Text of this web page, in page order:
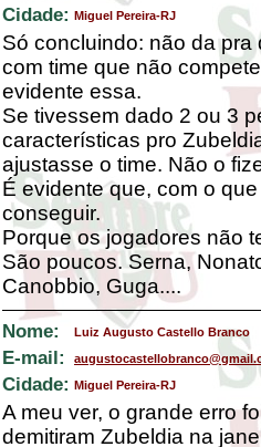
Cidade: Miguel Pereira-RJ
Só concluindo: não da pra
com time que não
evidente essa.
Se tivessem dado 2 ou 3
características pro
ajustasse o time. Não o
É evidente que, com o
conseguir.
Porque os jogadores não
São poucos. Serna,
Canobbio, Guga....
Nome: Luiz Augusto Castello Branco
E-mail:
Cidade: Miguel Pereira-RJ
A meu ver, o grande erro
demitiram Zubeldia na